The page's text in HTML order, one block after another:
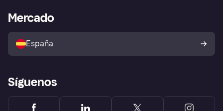
Directorio de tiendas
Política de protección al
comprador de Klarna
Reclamaciones
Acceso empresas
Mercado
España
Síguenos